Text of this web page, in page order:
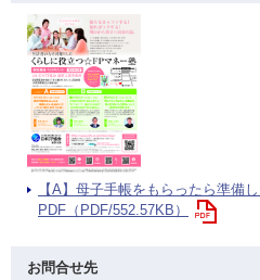
【A】母子手帳をもらったら準備
PDF（PDF/552.57KB）
お問合せ先